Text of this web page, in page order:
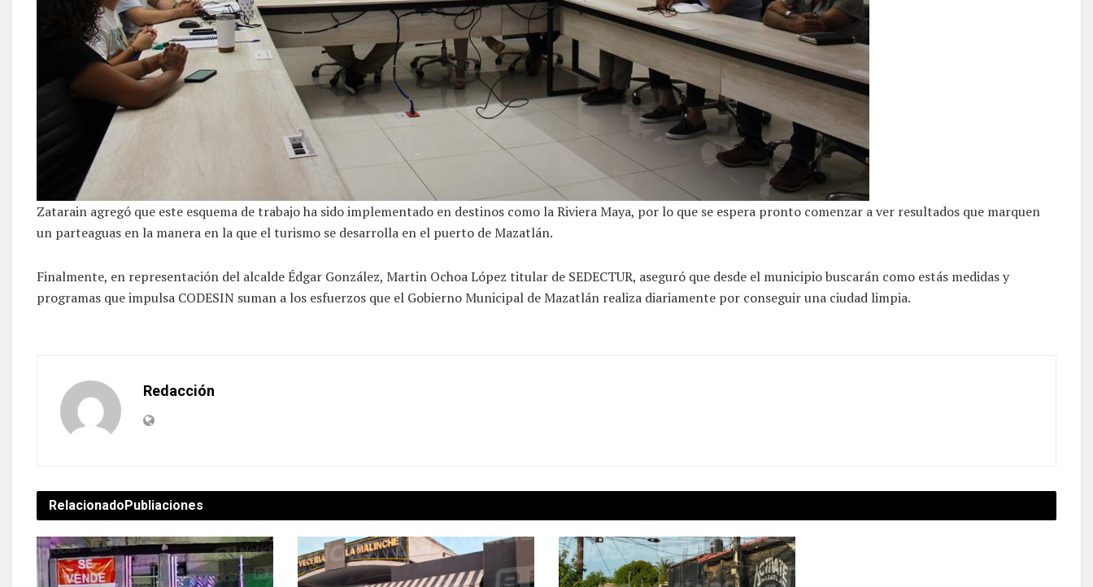
Zatarain agregó que este esquema de trabajo ha sido implementado en destinos como la Riviera Maya, por lo que se espera pronto comenzar a ver resultados que marquen
un parteaguas en la manera en la que el turismo se desarrolla en el puerto de Mazatlán.
Finalmente, en representación del alcalde Édgar González, Martin Ochoa López titular de SEDECTUR, aseguró que desde el municipio buscarán como estás medidas y
programas que impulsa CODESIN suman a los esfuerzos que el Gobierno Municipal de Mazatlán realiza diariamente por conseguir una ciudad limpia.
Redacción
RelacionadoPubliaciones